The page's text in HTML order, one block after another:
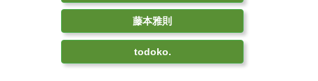
藤本雅則
todoko.